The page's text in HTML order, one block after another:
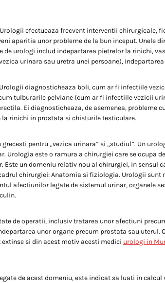
efectueaza frecvent interventii chirurgicale,
aparitia unor probleme de la bun inceput. Unele
de urologi includ indepartarea pietrelor la rinichi,
urinara sau uretra unei persoane),
diagnosticheaza boli, cum ar fi infectiile
tulburarile pelviane (cum ar fi infectiile vezicii
Ei diagnosticheaza, de asemenea, probleme
rinichi in prostata si chisturile testiculare.
pentru „vezica urinara” si „studiul”. Un
Urologia este o ramura a chirurgiei care se ocupa
un domeniu relativ nou al chirurgiei, in sensul
chirurgiei: Anatomia si fiziologia. Urologii sunt
afectiunilor legate de sistemul urinar, organele
de operatii, inclusiv tratarea unor afectiuni
unor organe precum prostata sau uterul.
si din acest motiv acesti medici urologi in
de acest domeniu, este indicat sa luati in calcul